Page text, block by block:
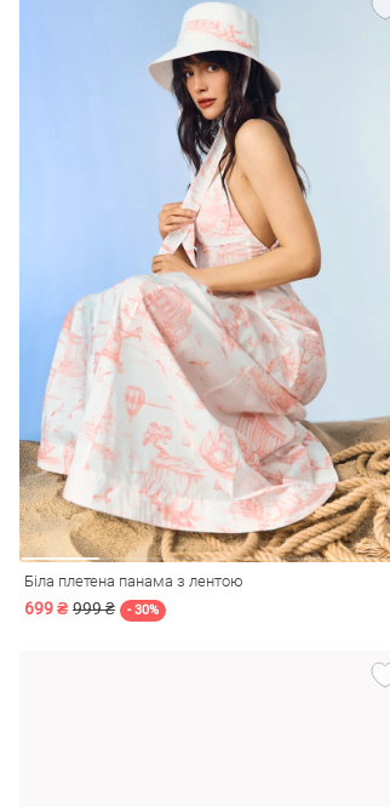
Біла плетена панама з лентою
699 ₴ 999 ₴ - 30%